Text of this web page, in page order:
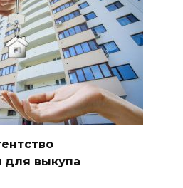
для выкупа